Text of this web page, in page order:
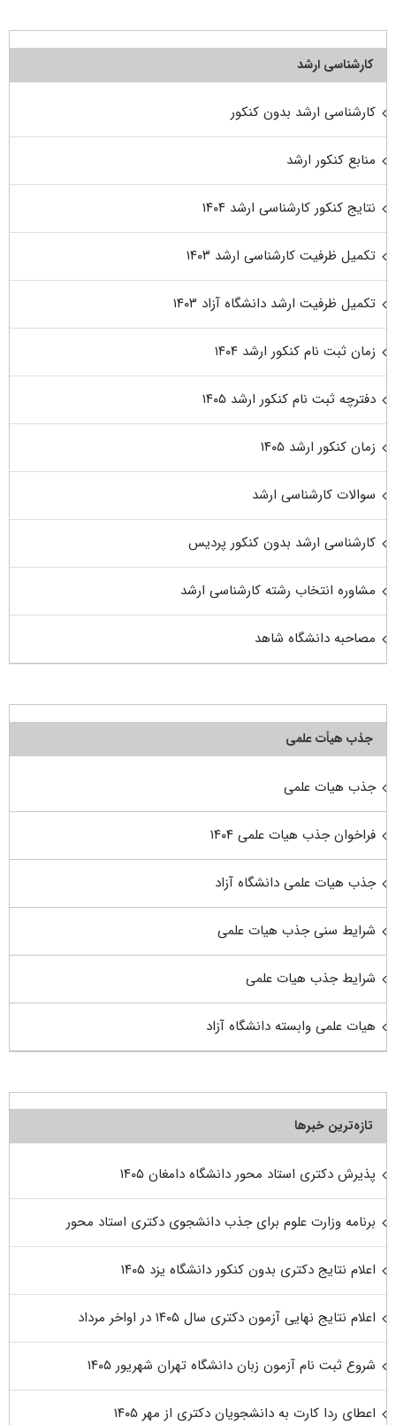
کارشناسی ارشد
کارشناسی ارشد بدون کنکور
منابع کنکور ارشد
نتایج کنکور کارشناسی ارشد ۱۴۰۴
تکمیل ظرفیت کارشناسی ارشد ۱۴۰۳
تکمیل ظرفیت ارشد دانشگاه آزاد ۱۴۰۳
زمان ثبت نام کنکور ارشد ۱۴۰۴
دفترچه ثبت نام کنکور ارشد ۱۴۰۵
زمان کنکور ارشد ۱۴۰۵
سوالات کارشناسی ارشد
کارشناسی ارشد بدون کنکور پردیس
مشاوره انتخاب رشته کارشناسی ارشد
مصاحبه دانشگاه شاهد
جذب هیأت علمی
جذب هیات علمی
فراخوان جذب هیات علمی ۱۴۰۴
جذب هیات علمی دانشگاه آزاد
شرایط سنی جذب هیات علمی
شرایط جذب هیات علمی
هیات علمی وابسته دانشگاه آزاد
تازه‌ترین خبرها
پذیرش دکتری استاد محور دانشگاه دامغان ۱۴۰۵
برنامه وزارت علوم برای جذب دانشجوی دکتری استاد محور
اعلام نتایج دکتری بدون کنکور دانشگاه یزد ۱۴۰۵
اعلام نتایج نهایی آزمون دکتری سال ۱۴۰۵ در اواخر مرداد
شروع ثبت نام آزمون زبان دانشگاه تهران شهریور ۱۴۰۵
اعطای ردا کارت به دانشجویان دکتری از مهر ۱۴۰۵